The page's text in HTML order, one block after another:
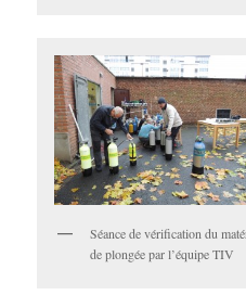
Séance de vérification du
de plongée par l’équipe TIV